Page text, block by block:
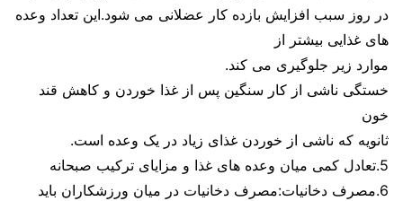
در روز سبب افزایش بازده کار عضلانی می شود.این تعداد وعده
های غذایی بیشتر از
موارد زیر جلوگیری می کند.
خستگی ناشی از کار سنگین پس از غذا خوردن و کاهش قند
خون
ثانویه که ناشی از خوردن غذای زیاد در یک وعده است.
5.تعادل کمی میان وعده های غذا و مزایای ترکیب صبحانه
6.مصرف دخانیات:مصرف دخانیات در میان ورزشکاران باید